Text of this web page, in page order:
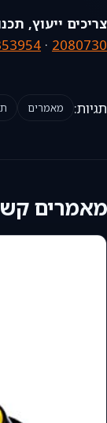
צריכים ייעוץ,
2080730
·
תגיות: מאמרים
מאמרים